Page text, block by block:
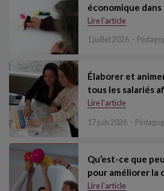
économique
Lire l'article
1 juillet 2026
Élaborer et
tous les salariés
Lire l'article
17 juin 2026
Qu’est-ce que
pour améliorer la
Lire l'article